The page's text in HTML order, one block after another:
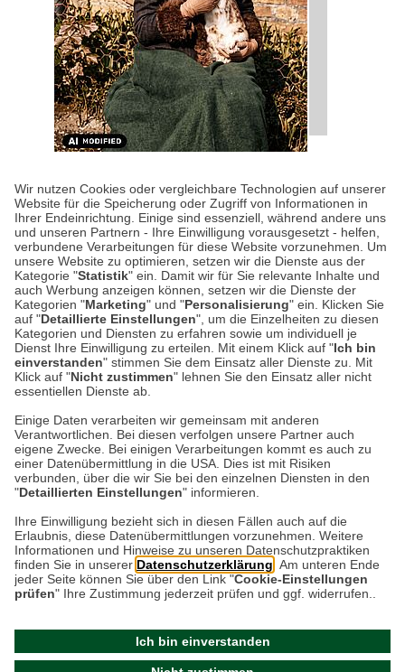
Wir nutzen Cookies oder vergleichbare Technologien auf unserer
Website für die Speicherung oder Zugriff von Informationen in
Ihrer Endeinrichtung. Einige sind essenziell, während andere uns
und unseren Partnern - Ihre Einwilligung vorausgesetzt - helfen,
verbundene Verarbeitungen für diese Website vorzunehmen. Um
unsere Website zu optimieren, setzen wir die Dienste aus der
Kategorie "Statistik" ein. Damit wir für Sie relevante Inhalte und
auch Werbung anzeigen können, setzen wir die Dienste der
Kategorien "Marketing" und "Personalisierung" ein. Klicken Sie
auf "Detaillierte Einstellungen", um die Einzelheiten zu diesen
Kategorien und Diensten zu erfahren sowie um individuell je
Dienst Ihre Einwilligung zu erteilen. Mit einem Klick auf "Ich bin
einverstanden" stimmen Sie dem Einsatz aller Dienste zu. Mit
Klick auf "Nicht zustimmen" lehnen Sie den Einsatz aller nicht
essentiellen Dienste ab.
Einige Daten verarbeiten wir gemeinsam mit anderen
Verantwortlichen. Bei diesen verfolgen unsere Partner auch
eigene Zwecke. Bei einigen Verarbeitungen kommt es auch zu
einer Datenübermittlung in die USA. Dies ist mit Risiken
verbunden, über die wir Sie bei den einzelnen Diensten in den
"Detaillierten Einstellungen" informieren.
Ihre Einwilligung bezieht sich in diesen Fällen auch auf die
Erlaubnis, diese Datenübermittlungen vorzunehmen. Weitere
Informationen und Hinweise zu unseren Datenschutzpraktiken
finden Sie in unserer Datenschutzerklärung . Am unteren Ende
jeder Seite können Sie über den Link "Cookie-Einstellungen
prüfen" Ihre Zustimmung jederzeit prüfen und ggf. widerrufen..
Ich bin einverstanden
ARNOLD
Happy Birthday, Beatrix
Potter!
Wer kennt sie nicht, die Geschichten von
Peter Hase und Jemima Pratschel-Watschel?
Heute vor 160 Jahren wurde ihre großartige
Erfinderin Beatrix…
Weiterlesen
Datenschutz Impressum
Kontakt
Netiquette